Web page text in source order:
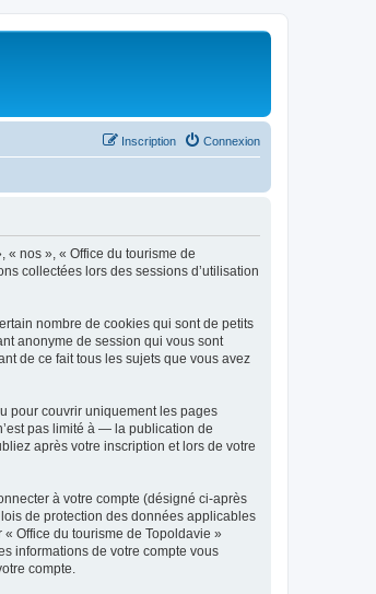
Connexion
Inscription
nos », « Office du tourisme de
collectées lors des sessions d’utilisation
nombre de cookies qui sont de petits
anonyme de session qui vous sont
de ce fait tous les sujets que vous avez
pour couvrir uniquement les pages
pas limité à — la publication de
après votre inscription et lors de votre
à votre compte (désigné ci-après
de protection des données applicables
Office du tourisme de Topoldavie »
informations de votre compte vous
compte.